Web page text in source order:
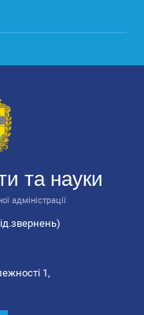
та науки
адміністрації
1,